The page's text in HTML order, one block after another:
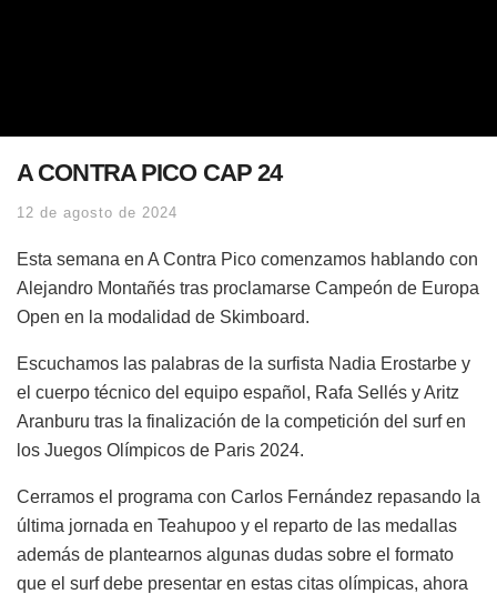
A CONTRA PICO CAP 24
12 de agosto de 2024
Esta semana en A Contra Pico comenzamos hablando con
Alejandro Montañés tras proclamarse Campeón de Europa
Open en la modalidad de Skimboard.
Escuchamos las palabras de la surfista Nadia Erostarbe y
el cuerpo técnico del equipo español, Rafa Sellés y Aritz
Aranburu tras la finalización de la competición del surf en
los Juegos Olímpicos de Paris 2024.
Cerramos el programa con Carlos Fernández repasando la
última jornada en Teahupoo y el reparto de las medallas
además de plantearnos algunas dudas sobre el formato
que el surf debe presentar en estas citas olímpicas, ahora